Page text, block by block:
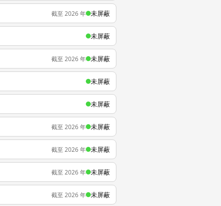
截至 2026 年 未屏蔽
未屏蔽
截至 2026 年 未屏蔽
未屏蔽
未屏蔽
截至 2026 年 未屏蔽
截至 2026 年 未屏蔽
截至 2026 年 未屏蔽
截至 2026 年 未屏蔽